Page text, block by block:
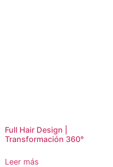
Full Hair Design |
Transformación 360°
Leer más